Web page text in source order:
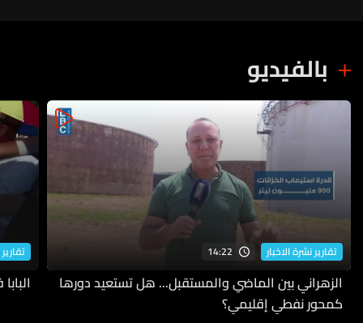
بالفيديو
تقارير نشرة الاخبار 14:22
الزهراني بين الماضي والمستقبل... هل تستعيد دورها
كمحور نفطي إقليمي؟